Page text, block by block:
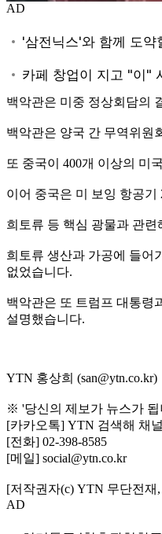
AD
백악관은 미중 정상회담의
백악관은 양국 간 무역위원
또 중국이 400개 이상의 미
이어 중국은 미 보잉 항공
희토류 등 핵심 광물과 관
희토류 생산과 가공에 들어
없었습니다.
백악관은 또 트럼프 대통령
설명했습니다.
YTN 홍상희 (san@ytn.co.kr)
※ '당신의 제보가 뉴스가 됩
[카카오톡] YTN 검색해 채
[전화] 02-398-8585
[메일] social@ytn.co.kr
[저작권자(c) YTN 무단전
AD